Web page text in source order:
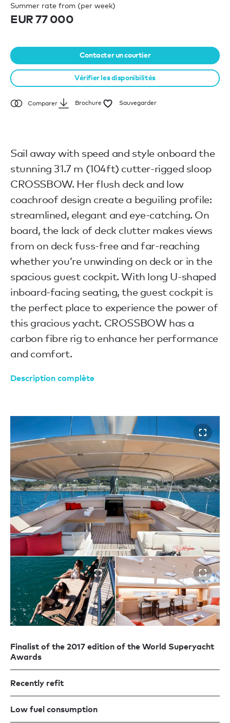
Summer rate from (per week)
EUR 77 000
Contacter un courtier
Vérifier les disponibilités
Comparer Brochure Sauvegarder
Sail away with speed and style onboard the
stunning 31.7 m (104ft) cutter-rigged sloop
CROSSBOW. Her flush deck and low
coachroof design create a beguiling profile:
streamlined, elegant and eye-catching. On
board, the lack of deck clutter makes views
from on deck fuss-free and far-reaching
whether you’re unwinding on deck or in the
spacious guest cockpit. With long U-shaped
inboard-facing seating, the guest cockpit is
the perfect place to experience the power of
this gracious yacht. CROSSBOW has a
carbon fibre rig to enhance her performance
and comfort.
Description complète
Finalist of the 2017 edition of the World Superyacht
Awards
Recently refit
Low fuel consumption